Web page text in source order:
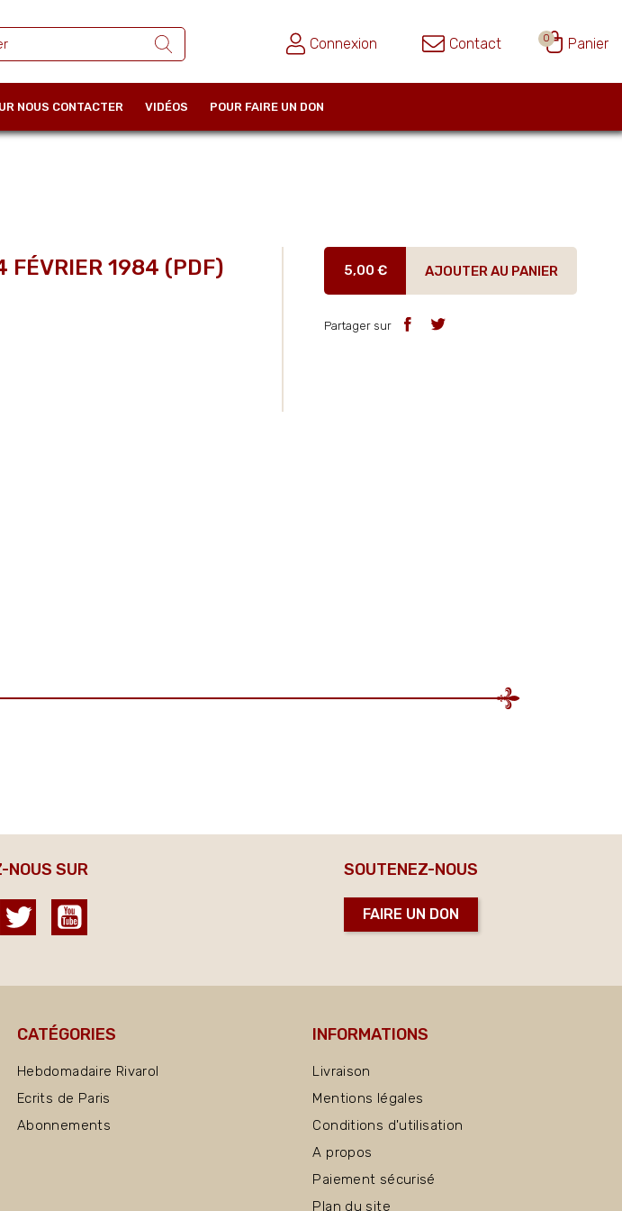
Connexion Contact 0 Panier
NOUS CONTACTER VIDÉOS POUR FAIRE UN DON
FÉVRIER 1984 (PDF) 5,00 € AJOUTER AU PANIER
Partager sur
NOUS SUR
Twitter
SOUTENEZ-NOUS
FAIRE UN DON
CATÉGORIES
Hebdomadaire Rivarol
Ecrits de Paris
Abonnements
INFORMATIONS
Livraison
Mentions légales
Conditions d'utilisation
A propos
Paiement sécurisé
Plan du site